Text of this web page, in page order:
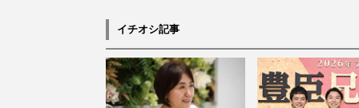
イチオシ記事